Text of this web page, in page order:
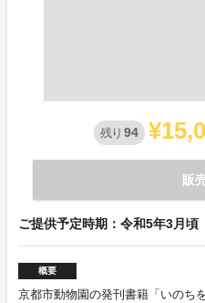
残り 94
販
ご提供予定時期：令和5年3月頃
概要
京都市動物園の発刊書籍「いのち